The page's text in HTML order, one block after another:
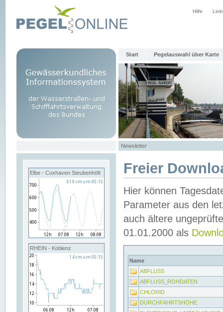
Hilfe
Start Pegelauswahl über Karte
Newsletter
Elbe - Cuxhaven Steubenhöft
RHEIN - Koblenz
Freier
Hier können
Parameter aus den
auch ältere
01.01.2000 als
Name
ABFLUSS
ABFLUSS_ROHDATEN
CHLORID
DURCHFAHRTSHÖHE